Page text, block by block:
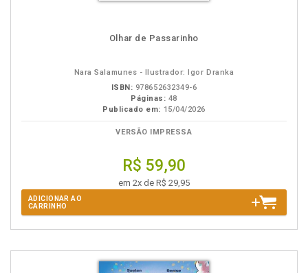
Olhar de Passarinho
Nara Salamunes - Ilustrador: Igor Dranka
ISBN: 978652632349-6
Páginas: 48
Publicado em: 15/04/2026
VERSÃO IMPRESSA
R$ 59,90
em 2x de R$ 29,95
ADICIONAR AO
CARRINHO